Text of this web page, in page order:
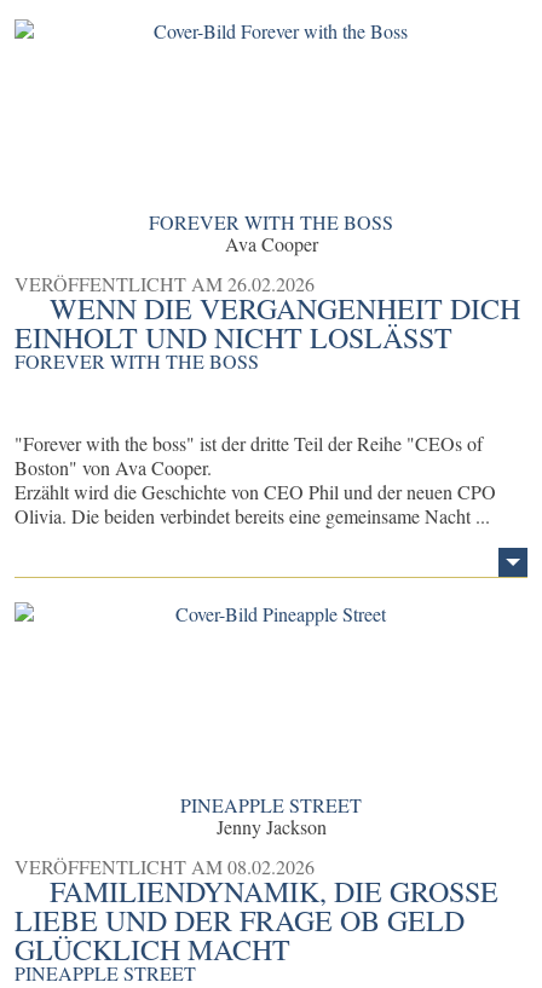
FOREVER WITH THE BOSS
Ava Cooper
VERÖFFENTLICHT AM26.02.2026
WENN DIE VERGANGENHEIT DICH
EINHOLT UND NICHT LOSLÄSST
FOREVER WITH THE BOSS
"Forever with the boss" ist der dritte Teil der Reihe "CEOs of
Boston" von Ava Cooper.
Erzählt wird die Geschichte von CEO Phil und der neuen CPO
Olivia. Die beiden verbindet bereits eine gemeinsame Nacht ...
PINEAPPLE STREET
Jenny Jackson
VERÖFFENTLICHT AM08.02.2026
FAMILIENDYNAMIK, DIE GROSSE L
IEBE UND DER FRAGE OB GELD G
LÜCKLICH MACHT
PINEAPPLE STREET